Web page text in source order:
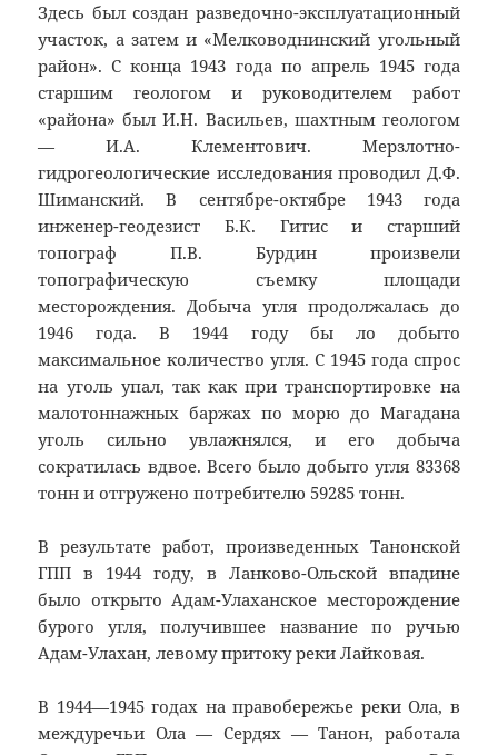
Здесь был создан разведочно-эксплуатационный
участок, а затем и «Мелководнинский угольный
район». С конца 1943 года по апрель 1945 года
старшим геологом и руководителем работ
«района» был И.Н. Васильев, шахтным геологом
— И.А. Клементович. Мерзлотно-
гидрогеологические исследования проводил Д.Ф.
Шиманский. В сентябре-октябре 1943 года
инженер-геодезист Б.К. Гитис и старший
топограф П.В. Бурдин произвели
топографическую съемку площади
месторождения. Добыча угля продолжалась до
1946 года. В 1944 году бы ло добыто
максимальное количество угля. С 1945 года спрос
на уголь упал, так как при транспортировке на
малотоннажных баржах по морю до Магадана
уголь сильно увлажнялся, и его добыча
сократилась вдвое. Всего было добыто угля 83368
тонн и отгружено потребителю 59285 тонн.
В результате работ, произведенных Танонской
ГПП в 1944 году, в Ланково-Ольской впадине
было открыто Адам-Улаханское месторождение
бурого угля, получившее название по ручью
Адам-Улахан, левому притоку реки Лайковая.
В 1944—1945 годах на правобережье реки Ола, в
междуречьи Ола — Сердях — Танон, работала